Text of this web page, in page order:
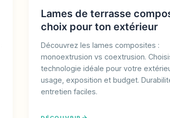
Lames de terrasse
choix pour ton extérieur
Découvrez les lames composites :
monoextrusion vs coextrusion.
technologie idéale pour votre
usage, exposition et budget.
entretien faciles.